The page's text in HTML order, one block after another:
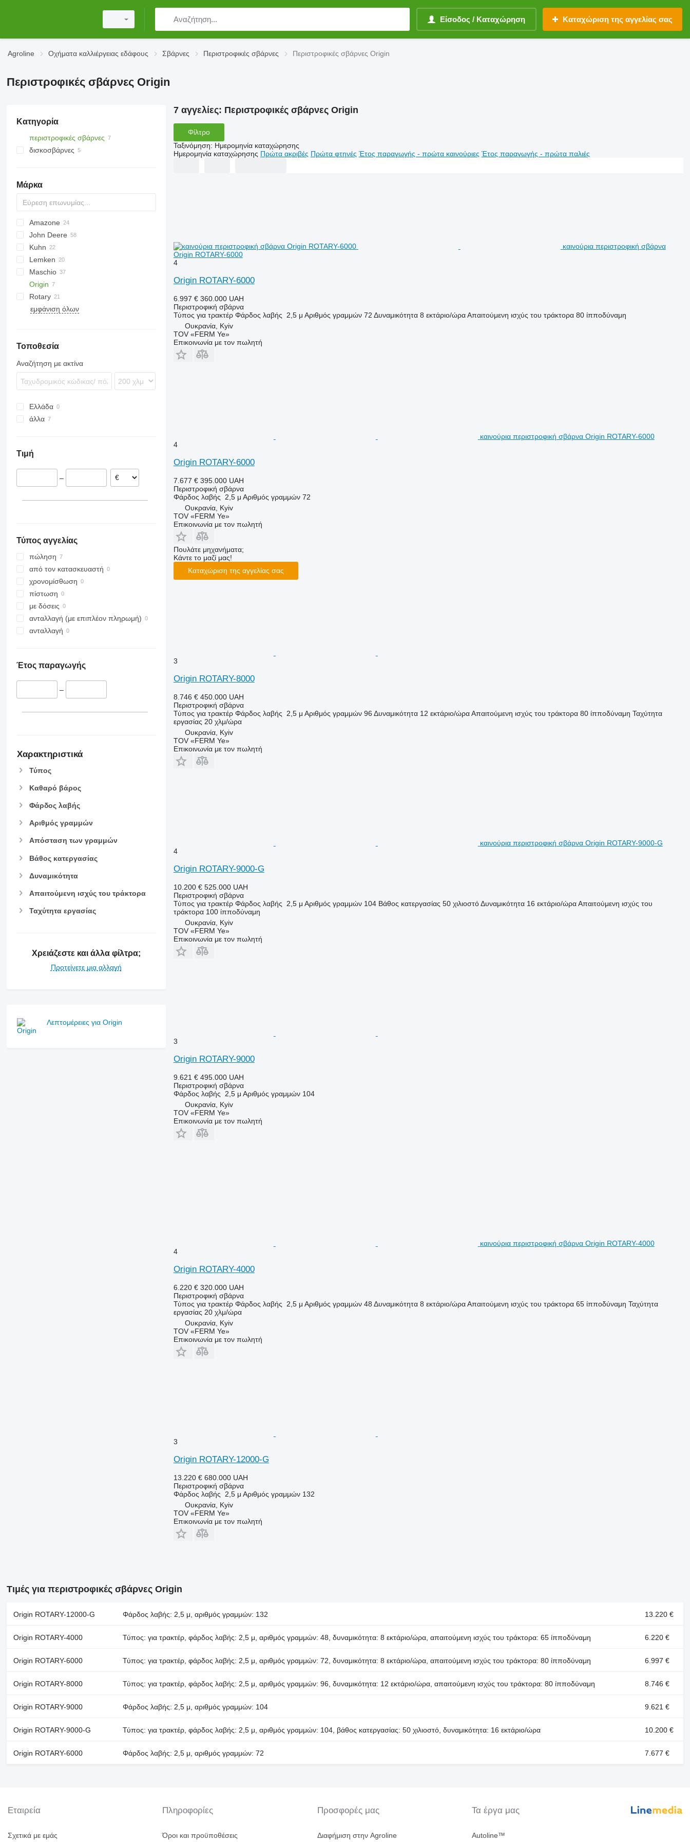
Είσοδος / Καταχώρηση Καταχώριση της αγγελίας σας
Agroline Οχήματα καλλιέργειας εδάφους Σβάρνες Περιστροφικές σβάρνες Περιστροφικές σβάρνες Origin
Περιστροφικές σβάρνες Origin
Κατηγορία
περιστροφικές σβάρνες
δισκοσβάρνες
Μάρκα
Multivator
8
Amazone
KE
KG
U-series
Z-series
ROTANET
Rotarystar
GF
Transformer
John Deere
M-series
3000
Kuhn
HR
HRB
NG
Qualidisc
Lemken
Zirkon
Maschio
DC
DM
HB
KR
Origin
Fox
Lion
Corvus
PKE
Rotary
FPM RD 300
εμφάνιση όλων
Τοποθεσία
Αναζήτηση με ακτίνα
Ελλάδα
άλλα
Τιμή
–
Τύπος αγγελίας
πώληση
από τον κατασκευαστή
χρονομίσθωση
πίστωση
με δόσεις
ανταλλαγή (με επιπλέον πληρωμή)
ανταλλαγή
Έτος παραγωγής
–
Χαρακτηριστικά
Τύπος
Καθαρό βάρος
Φάρδος λαβής
Αριθμός γραμμών
Απόσταση των γραμμών
Βάθος κατεργασίας
Δυναμικότητα
Απαιτούμενη ισχύς του τράκτορα
Ταχύτητα εργασίας
Χρειάζεστε και άλλα φίλτρα;
Προτείνετε μια αλλαγή
Λεπτομέρειες για Origin
7 αγγελίες: Περιστροφικές σβάρνες Origin
Φίλτρο
Ταξινόμηση: Ημερομηνία καταχώρησης
Ημερομηνία καταχώρησης Πρώτα ακριβές Πρώτα φτηνές Έτος παραγωγής - πρώτα καινούριες Έτος παραγωγής - πρώτα παλιές
καινούρια περιστροφική σβάρνα
Origin ROTARY-6000
4
Origin ROTARY-6000
6.997 € 360.000 UAH
Περιστροφική σβάρνα
Τύπος για τρακτέρ Φάρδος λαβής 2,5 μ Αριθμός γραμμών 72 Δυναμικότητα 8 εκτάριο/ώρα Απαιτούμενη ισχύς του τράκτορα 80 ίπποδύναμη
Ουκρανία, Kyiv
TOV «FERM Ye»
Επικοινωνία με τον πωλητή
καινούρια περιστροφική σβάρνα Origin ROTARY-6000
4
Origin ROTARY-6000
7.677 € 395.000 UAH
Περιστροφική σβάρνα
Φάρδος λαβής
2,5 μ Αριθμός γραμμών 72
Ουκρανία, Kyiv
TOV «FERM Ye»
Επικοινωνία με τον πωλητή
Πουλάτε μηχανήματα;
Κάντε το μαζί μας!
Καταχώριση της αγγελίας σας
3
Origin ROTARY-8000
8.746 € 450.000 UAH
Περιστροφική σβάρνα
Τύπος για τρακτέρ Φάρδος λαβής 2,5 μ Αριθμός γραμμών 96 Δυναμικότητα 12 εκτάριο/ώρα Απαιτούμενη ισχύς του τράκτορα 80 ίπποδύναμη Ταχύτητα
εργασίας 20 χλμ/ώρα
Ουκρανία, Kyiv
TOV «FERM Ye»
Επικοινωνία με τον πωλητή
καινούρια περιστροφική σβάρνα Origin ROTARY-9000-G
4
Origin ROTARY-9000-G
10.200 € 525.000 UAH
Περιστροφική σβάρνα
Τύπος για τρακτέρ Φάρδος λαβής 2,5 μ Αριθμός γραμμών 104 Βάθος κατεργασίας 50 χιλιοστό Δυναμικότητα 16 εκτάριο/ώρα Απαιτούμενη ισχύς του
τράκτορα 100 ίπποδύναμη
Ουκρανία, Kyiv
TOV «FERM Ye»
Επικοινωνία με τον πωλητή
3
Origin ROTARY-9000
9.621 € 495.000 UAH
Περιστροφική σβάρνα
Φάρδος λαβής
2,5 μ Αριθμός γραμμών 104
Ουκρανία, Kyiv
TOV «FERM Ye»
Επικοινωνία με τον πωλητή
καινούρια περιστροφική σβάρνα Origin ROTARY-4000
4
Origin ROTARY-4000
6.220 € 320.000 UAH
Περιστροφική σβάρνα
Τύπος για τρακτέρ Φάρδος λαβής 2,5 μ Αριθμός γραμμών 48 Δυναμικότητα 8 εκτάριο/ώρα Απαιτούμενη ισχύς του τράκτορα 65 ίπποδύναμη Ταχύτητα
εργασίας 20 χλμ/ώρα
Ουκρανία, Kyiv
TOV «FERM Ye»
Επικοινωνία με τον πωλητή
3
Origin ROTARY-12000-G
13.220 € 680.000 UAH
Περιστροφική σβάρνα
Φάρδος λαβής
2,5 μ Αριθμός γραμμών 132
Ουκρανία, Kyiv
TOV «FERM Ye»
Επικοινωνία με τον πωλητή
Τιμές για περιστροφικές σβάρνες Origin
Origin ROTARY-12000-G Φάρδος λαβής: 2,5 μ, αριθμός γραμμών: 132 13.220 €
Origin ROTARY-4000 Τύπος: για τρακτέρ, φάρδος λαβής: 2,5 μ, αριθμός γραμμών: 48, δυναμικότητα: 8 εκτάριο/ώρα, απαιτούμενη ισχύς του τράκτορα: 65 ίπποδύναμη 6.220 €
Origin ROTARY-6000 Τύπος: για τρακτέρ, φάρδος λαβής: 2,5 μ, αριθμός γραμμών: 72, δυναμικότητα: 8 εκτάριο/ώρα, απαιτούμενη ισχύς του τράκτορα: 80 ίπποδύναμη 6.997 €
Origin ROTARY-8000 Τύπος: για τρακτέρ, φάρδος λαβής: 2,5 μ, αριθμός γραμμών: 96, δυναμικότητα: 12 εκτάριο/ώρα, απαιτούμενη ισχύς του τράκτορα: 80 ίπποδύναμη 8.746 €
Origin ROTARY-9000 Φάρδος λαβής: 2,5 μ, αριθμός γραμμών: 104 9.621 €
Origin ROTARY-9000-G Τύπος: για τρακτέρ, φάρδος λαβής: 2,5 μ, αριθμός γραμμών: 104, βάθος κατεργασίας: 50 χιλιοστό, δυναμικότητα: 16 εκτάριο/ώρα 10.200 €
Origin ROTARY-6000 Φάρδος λαβής: 2,5 μ, αριθμός γραμμών: 72 7.677 €
Εταιρεία
Σχετικά με εμάς
Πληροφορίες
Όροι και προϋποθέσεις
Προσφορές μας
Διαφήμιση στην Agroline
Τα έργα μας
Autoline™